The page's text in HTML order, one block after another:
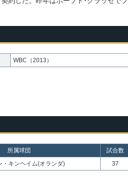
WBC（2013）
所属球団 試合数
・キンヘイム(オランダ) 37